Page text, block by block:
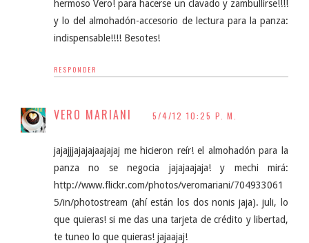
hermoso Vero! para hacerse un clavado y zambullirse!!!!
y lo del almohadón-accesorio de lectura para la panza:
indispensable!!!! Besotes!
RESPONDER
VERO MARIANI 5/4/12 10:25 P. M.
jajajjjajajajaajajaj me hicieron reír! el almohadón para la
panza no se negocia jajajaajaja! y mechi mirá:
http://www.flickr.com/photos/veromariani/704933061
5/in/photostream (ahí están los dos nonis jaja). juli, lo
que quieras! si me das una tarjeta de crédito y libertad,
te tuneo lo que quieras! jajaajaj!